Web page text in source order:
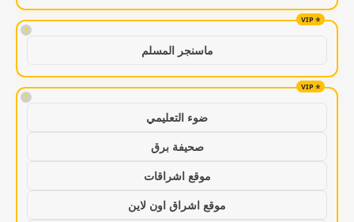
!
ماسنجر المسلم
!
ضوء التعليمي
صحيفة برق
موقع اشراقات
موقع اشراق اون لاين